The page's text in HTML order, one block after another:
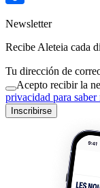
Newsletter
Recibe Aleteia cada
Tu dirección de
Acepto recibir la
privacidad para saber
Inscribirse